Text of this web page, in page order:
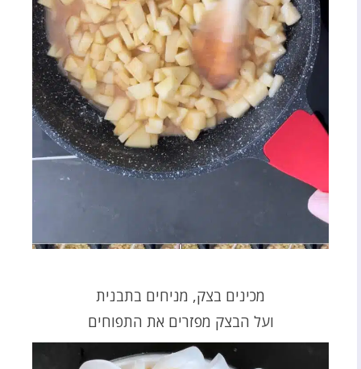
מכינים בצק, מניחים בתבנית
ועל הבצק מפזרים את התפוחים